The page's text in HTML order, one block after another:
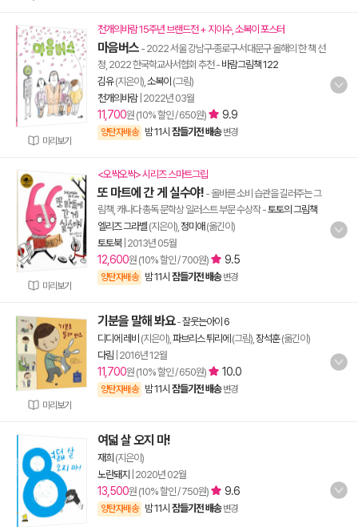
미리보기
천개의바람 15주년 브랜드전 + 지이수, 소복이 포스터
마음버스 - 2022 서울 강남구·종로구·서대문구 올해의 한 책 선
정, 2022 한국학교사서협회 추천- 바람그림책 122
김유(지은이), 소복이 (그림)
천개의바람| 2022년 03월
11,700원 (10% 할인 / 650원) 9.9
양탄자배송 밤 11시 잠들기전 배송 변경
미리보기
<오싹오싹> 시리즈 스마트그립
또 마트에 간 게 실수야! - 올바른 소비 습관을 길러주는 그
림책, 캐나다 총독 문학상 일러스트 부문 수상작-토토의 그림책
엘리즈 그라벨 (지은이), 정미애 (옮긴이)
토토북| 2013년 05월
12,600원 (10% 할인 / 700원) 9.5
양탄자배송 밤 11시 잠들기전 배송 변경
미리보기
기분을 말해 봐요-잘웃는아이 6
디디에 레비 (지은이), 파브리스 튀리에 (그림), 장석훈(옮긴이)
다림 2016년 12월
11,700원 (10% 할인 / 650원) 10.0
양탄자배송 밤 11시 잠들기전 배송 변경
여덟 살 오지 마!
재희 (지은이)
노란돼지
2020년 02월
13,500원 (10% 할인 / 750원) 9.6
양탄자배송 밤 11시 잠들기전 배송 변경